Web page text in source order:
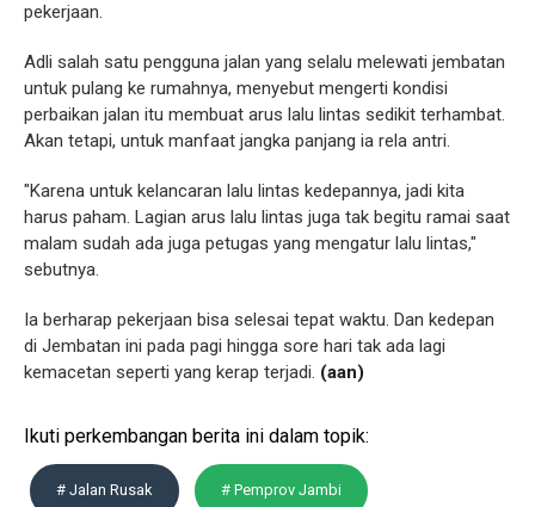
pekerjaan.
Adli salah satu pengguna jalan yang selalu melewati jembatan
untuk pulang ke rumahnya, menyebut mengerti kondisi
perbaikan jalan itu membuat arus lalu lintas sedikit terhambat.
Akan tetapi, untuk manfaat jangka panjang ia rela antri.
"Karena untuk kelancaran lalu lintas kedepannya, jadi kita
harus paham. Lagian arus lalu lintas juga tak begitu ramai saat
malam sudah ada juga petugas yang mengatur lalu lintas,"
sebutnya.
Ia berharap pekerjaan bisa selesai tepat waktu. Dan kedepan
di Jembatan ini pada pagi hingga sore hari tak ada lagi
kemacetan seperti yang kerap terjadi. (aan)
Ikuti perkembangan berita ini dalam topik:
# Jalan Rusak # Pemprov Jambi